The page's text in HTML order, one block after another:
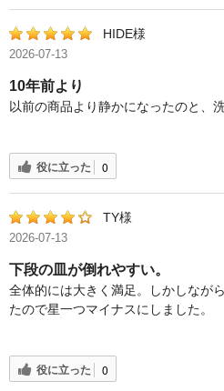
HIDE様
2026-07-13
10年前より
以前の商品より静かになったのと、
役に立った 0
TY様
2026-07-13
下段の皿が倒れやすい。
全体的には大きく満足。しかしなが
たので星一つマイナスにしました。
役に立った 0